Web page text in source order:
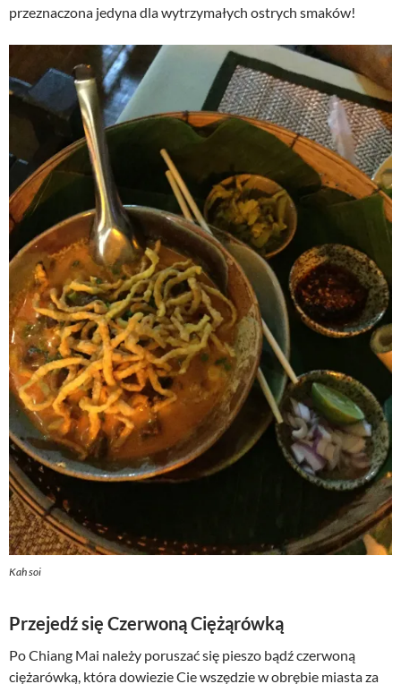
przeznaczona jedyna dla wytrzymałych ostrych smaków!
Kah soi
Przejedź się Czerwoną Ciężąrówką
Po Chiang Mai należy poruszać się pieszo bądź czerwoną
ciężarówką, która dowiezie Cie wszędzie w obrębie miasta za